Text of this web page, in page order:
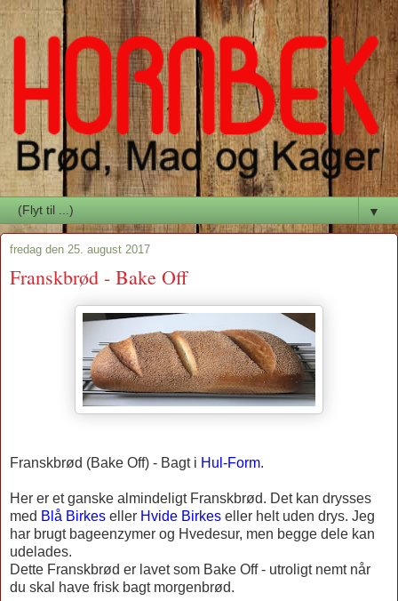
▼
fredag den 25. august 2017
Franskbrød - Bake Off
Franskbrød (Bake Off) - Bagt i Hul-Form.
Her er et ganske almindeligt Franskbrød. Det kan drysses
med Blå Birkes eller Hvide Birkes eller helt uden drys. Jeg
har brugt bageenzymer og Hvedesur, men begge dele kan
udelades.
Dette Franskbrød er lavet som Bake Off - utroligt nemt når
du skal have frisk bagt morgenbrød.